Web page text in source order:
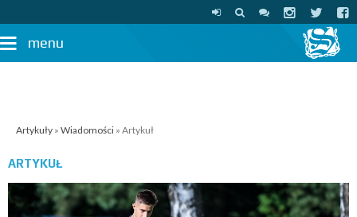
menu
Artykuły » Wiadomości » Artykuł
ARTYKUŁ